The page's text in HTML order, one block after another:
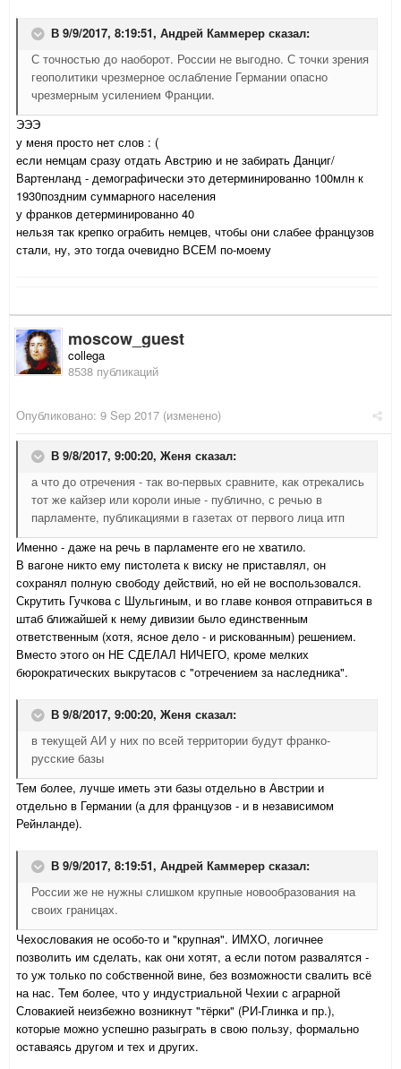
В 9/9/2017, 8:19:51, Андрей Каммерер сказал:
С точностью до наоборот. России не выгодно. С точки зрения
геополитики чрезмерное ослабление Германии опасно
чрезмерным усилением Франции.
ЭЭЭ
у меня просто нет слов : (
если немцам сразу отдать Австрию и не забирать Данциг/
Вартенланд - демографически это детерминированно 100млн к
1930поздним суммарного населения
у франков детерминированно 40
нельзя так крепко ограбить немцев, чтобы они слабее французов
стали, ну, это тогда очевидно ВСЕМ по-моему
moscow_guest
collega
8538 публикаций
Опубликовано: 9 Sep 2017 (изменено)
В 9/8/2017, 9:00:20, Женя сказал:
а что до отречения - так во-первых сравните, как отрекались
тот же кайзер или короли иные - публично, с речью в
парламенте, публикациями в газетах от первого лица итп
Именно - даже на речь в парламенте его не хватило.
В вагоне никто ему пистолета к виску не приставлял, он
сохранял полную свободу действий, но ей не воспользовался.
Скрутить Гучкова с Шульгиным, и во главе конвоя отправиться в
штаб ближайшей к нему дивизии было единственным
ответственным (хотя, ясное дело - и рискованным) решением.
Вместо этого он НЕ СДЕЛАЛ НИЧЕГО, кроме мелких
бюрократических выкрутасов с "отречением за наследника".
В 9/8/2017, 9:00:20, Женя сказал:
в текущей АИ у них по всей территории будут франко-
русские базы
Тем более, лучше иметь эти базы отдельно в Австрии и
отдельно в Германии (а для французов - и в независимом
Рейнланде).
В 9/9/2017, 8:19:51, Андрей Каммерер сказал:
России же не нужны слишком крупные новообразования на
своих границах.
Чехословакия не особо-то и "крупная". ИМХО, логичнее
позволить им сделать, как они хотят, а если потом развалятся -
то уж только по собственной вине, без возможности свалить всё
на нас. Тем более, что у индустриальной Чехии с аграрной
Словакией неизбежно возникнут "тёрки" (РИ-Глинка и пр.),
которые можно успешно разыграть в свою пользу, формально
оставаясь другом и тех и других.